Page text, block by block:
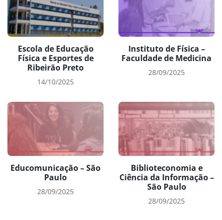
Escola de Educação
Física e Esportes de
Ribeirão Preto
14/10/2025
Instituto de Física –
Faculdade de Medicina
28/09/2025
Educomunicação – São
Paulo
28/09/2025
Biblioteconomia e
Ciência da Informação –
São Paulo
28/09/2025